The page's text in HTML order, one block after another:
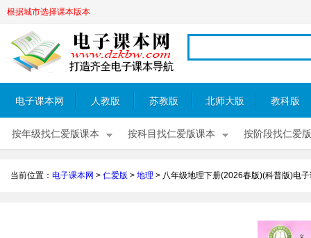
根据城市选择课本版本
电子课本网 人教版 苏教版 北师大版 教科版
按年级找仁爱版课本 按科目找仁爱版课本 按阶段找仁爱
当前位置： 电子课本网 > 仁爱版 > 地理 > 八年级地理下册(2026春版)(科普版)电